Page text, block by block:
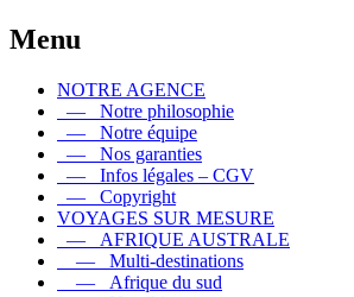
Menu
NOTRE AGENCE
— Notre philosophie
— Notre équipe
— Nos garanties
— Infos légales – CGV
— Copyright
VOYAGES SUR MESURE
— AFRIQUE AUSTRALE
— Multi-destinations
— Afrique du sud